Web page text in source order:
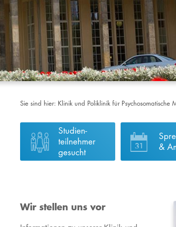
Sie sind hier: Klinik und Poliklinik für Psychosomatische
Studien-
teilnehmer
gesucht
&
Wir stellen uns vor